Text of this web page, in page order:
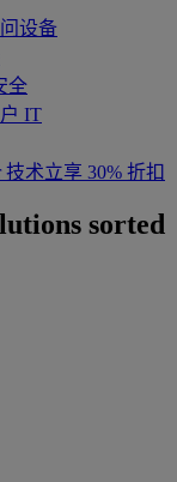
设备
全
IT
技术立享 30% 折扣
sorted